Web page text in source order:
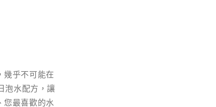
幾乎不可能在
泡水配方，讓
您最喜歡的水